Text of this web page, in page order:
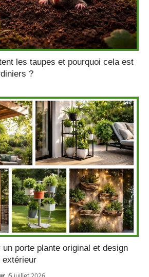
les taupes et pourquoi cela est
?
un porte plante original et design
extérieur